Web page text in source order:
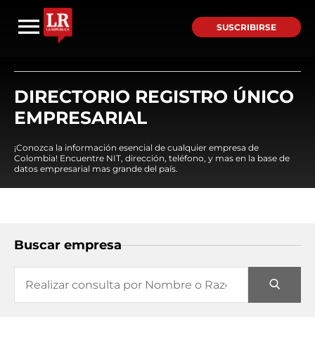
SUSCRIBIRSE
DIRECTORIO REGISTRO ÚNICO
EMPRESARIAL
¡Conozca la información esencial de cualquier empresa de
Colombia! Encuentre NIT, dirección, teléfono, y mas en la base de
datos empresarial mas grande del país.
Buscar empresa